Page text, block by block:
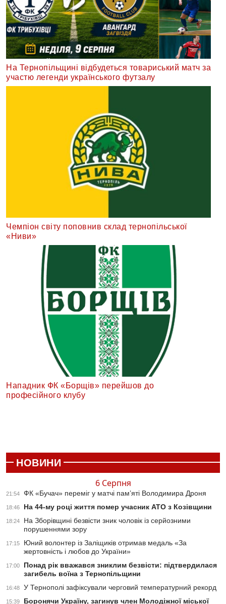
На Тернопільщині відбудеться товариський матч за
участю легенди українського футзалу
Чемпіон світу поповнив склад тернопільської
«Ниви»
Нападник ФК «Борщів» перейшов до
професійного клубу
НОВИНИ
6 Серпня
21:54 ФК «Бучач» переміг у матчі пам’яті Володимира Дроня
18:46 На 44-му році життя помер учасник АТО з Козівщини
18:24
На Зборівщині безвісти зник чоловік із серйозними
порушеннями зору
17:15
Юний волонтер із Заліщиків отримав медаль «За
жертовність і любов до України»
17:00
Понад рік вважався зниклим безвісти: підтвердилася
загибель воїна з Тернопільщини
16:48 У Тернополі зафіксували черговий температурний рекорд
15:39 Боронячи Україну, загинув член Молодіжної міської